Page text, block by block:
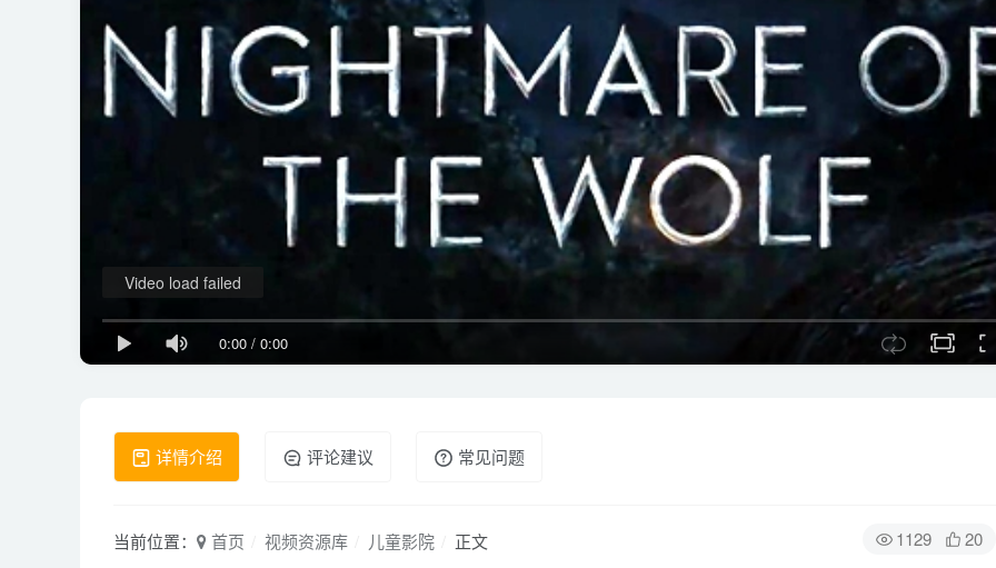
0:00 / 0:00
Video load failed
详情介绍 评论建议 常见问题
1129 20
当前位置： 首页 视频资源库 儿童影院 正文